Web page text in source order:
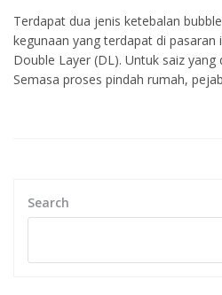
Terdapat dua jenis ketebalan
kegunaan yang terdapat di pasaran
Double Layer (DL). Untuk saiz yang
Semasa proses pindah rumah,
Search